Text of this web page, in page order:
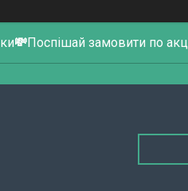
💸Поспішай замовити по